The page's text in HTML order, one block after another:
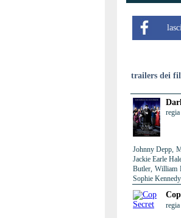
trailers dei
Johnny Depp,
Jackie Earle
Butler, William
Sophie